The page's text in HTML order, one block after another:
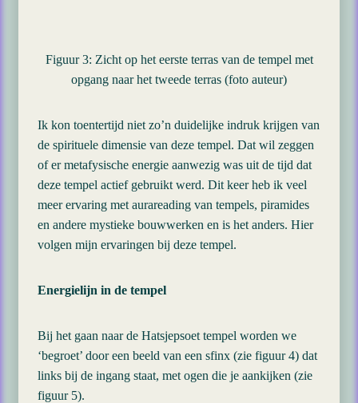
Figuur 3: Zicht op het eerste terras van de tempel met
opgang naar het tweede terras (foto auteur)
Ik kon toentertijd niet zo’n duidelijke indruk krijgen van
de spirituele dimensie van deze tempel. Dat wil zeggen
of er metafysische energie aanwezig was uit de tijd dat
deze tempel actief gebruikt werd. Dit keer heb ik veel
meer ervaring met aurareading van tempels, piramides
en andere mystieke bouwwerken en is het anders. Hier
volgen mijn ervaringen bij deze tempel.
Energielijn in de tempel
Bij het gaan naar de Hatsjepsoet tempel worden we
‘begroet’ door een beeld van een sfinx (zie figuur 4) dat
links bij de ingang staat, met ogen die je aankijken (zie
figuur 5).